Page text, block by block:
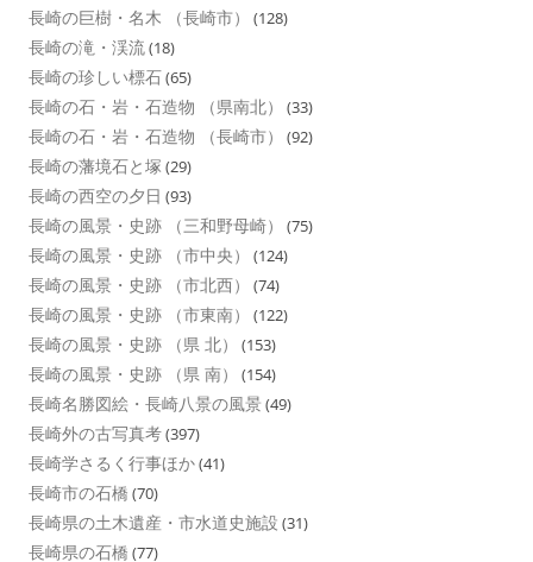
長崎の巨樹・名木 （長崎市） (128)
長崎の滝・渓流(18)
長崎の珍しい標石(65)
長崎の石・岩・石造物 （県南北） (33)
長崎の石・岩・石造物 （長崎市） (92)
長崎の藩境石と塚 (29)
長崎の西空の夕日 (93)
長崎の風景・史跡 （三和野母崎） (75)
長崎の風景・史跡 （市中央） (124)
長崎の風景・史跡 （市北西） (74)
長崎の風景・史跡 （市東南） (122)
長崎の風景・史跡 （県 北） (153)
長崎の風景・史跡 （県 南） (154)
長崎名勝図絵・長崎八景の風景 (49)
長崎外の古写真考(397)
長崎学さるく行事ほか(41)
長崎市の石橋 (70)
長崎県の土木遺産・市水道史施設 (31)
長崎県の石橋 (77)